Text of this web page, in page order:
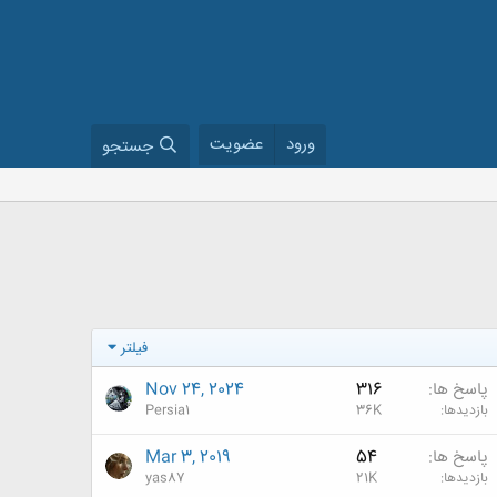
ورود عضویت جستجو
فیلتر
پاسخ ها 316
بازدیدها 36K
Nov 24, 2024
Persia1
پاسخ ها 54
بازدیدها 21K
Mar 3, 2019
yas87